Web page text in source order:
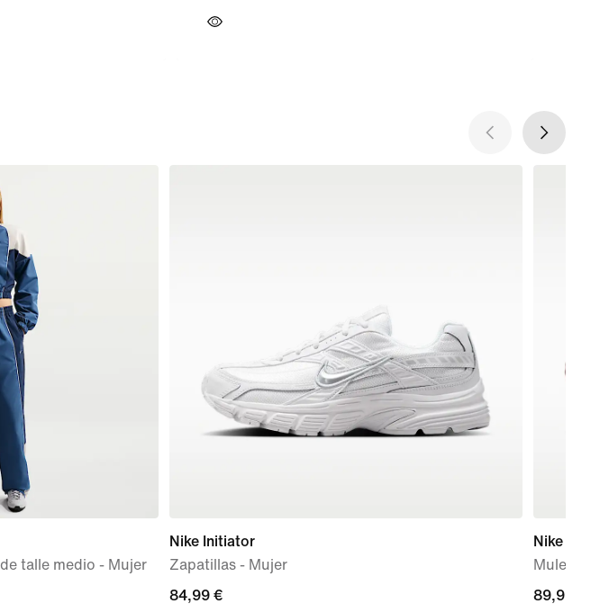
talle medio - Mujer
Nike Initiator
Zapatillas - Mujer
84,99 €
84,99 €
Nike Mind
Mules
89,99 €
89,99 €